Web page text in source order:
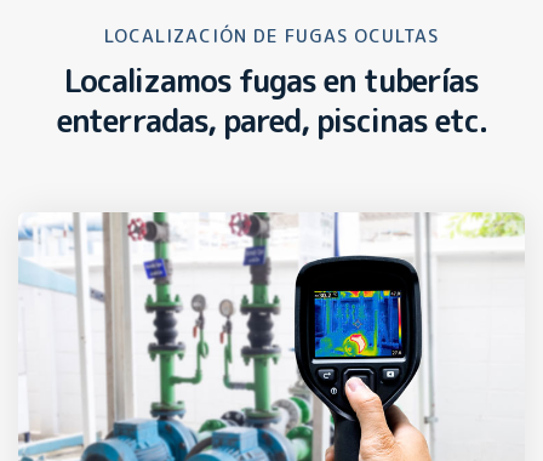
LOCALIZACIÓN DE FUGAS OCULTAS
Localizamos fugas en tuberías
enterradas, pared, piscinas etc.